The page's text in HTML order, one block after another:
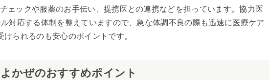
ェックや服薬のお手伝い、提携医との連携などを担っています。協力医
対応する体制を整えていますので、急な体調不良の際も迅速に医療ケア
られるのも安心のポイントです。
かぜのおすすめポイント